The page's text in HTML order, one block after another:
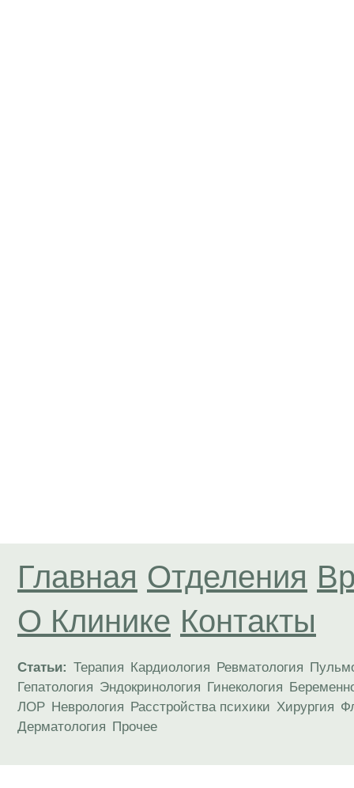
Главная Отделения
О Клинике Контакты
Статьи: Терапия Кардиология Ревматология
Гепатология Эндокринология Гинекология
ЛОР Неврология Расстройства психики Хирургия
Дерматология Прочее